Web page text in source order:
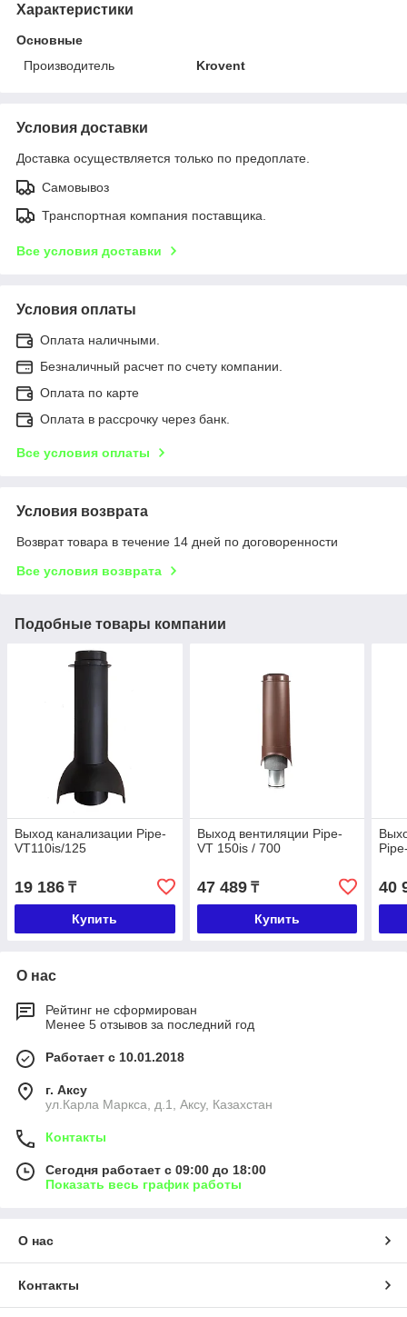
Характеристики
Основные
Производитель
Krovent
Условия доставки
Доставка осуществляется только по предоплате.
Самовывоз
Транспортная компания поставщика.
Все условия доставки
Условия оплаты
Оплата наличными.
Безналичный расчет по счету компании.
Оплата по карте
Оплата в рассрочку через банк.
Все условия оплаты
Условия возврата
Возврат товара в течение 14 дней по договоренности
Все условия возврата
Подобные товары компании
Выход канализации Pipe-
VT110is/125
19 186 ₸
Купить
Выход вентиляции Pipe-
VT 150is / 700
47 489₸
Купить
40
О нас
Рейтинг не сформирован
Менее 5 отзывов за последний год
Работает с 10.01.2018
г. Аксу
ул.Карла Маркса, д.1, Аксу, Казахстан
Контакты
Сегодня работает с 09:00 до 18:00
Показать весь график работы
О нас
Контакты